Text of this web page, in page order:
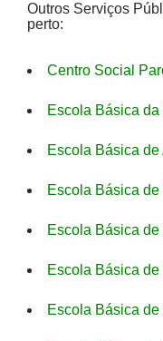
Outros Serviços
perto:
Centro Social
Escola Básica
Escola Básica
Escola Básica
Escola Básica
Escola Básica
Escola Básica